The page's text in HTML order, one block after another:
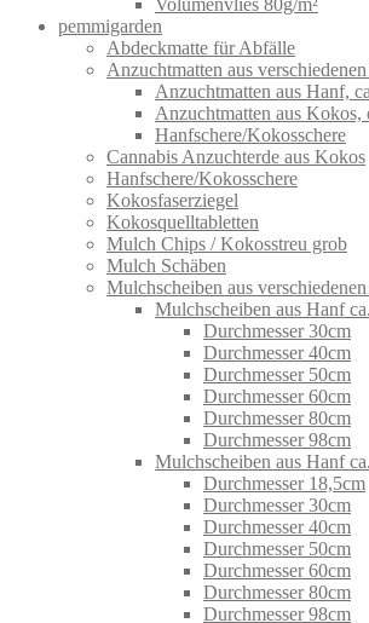
pemmigarden
Abdeckmatte für Abfälle
Anzuchtmatten aus
Anzuchtmatten aus Hanf,
Anzuchtmatten aus Kokos,
Hanfschere/Kokosschere
Cannabis Anzuchterde aus Kokos
Hanfschere/Kokosschere
Kokosfaserziegel
Kokosquelltabletten
Mulch Chips / Kokosstreu grob
Mulch Schäben
Mulchscheiben aus
Mulchscheiben aus Hanf
Durchmesser 30cm
Durchmesser 40cm
Durchmesser 50cm
Durchmesser 60cm
Durchmesser 80cm
Durchmesser 98cm
Mulchscheiben aus Hanf
Durchmesser 18,5cm
Durchmesser 30cm
Durchmesser 40cm
Durchmesser 50cm
Durchmesser 60cm
Durchmesser 80cm
Durchmesser 98cm